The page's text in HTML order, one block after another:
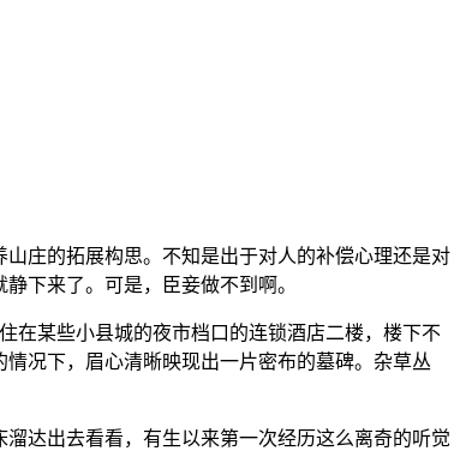
庄的拓展构思。不知是出于对人的补偿心理还是对
下来了。可是，臣妾做不到啊。
在某些小县城的夜市档口的连锁酒店二楼，楼下不
况下，眉心清晰映现出一片密布的墓碑。杂草丛
达出去看看，有生以来第一次经历这么离奇的听觉